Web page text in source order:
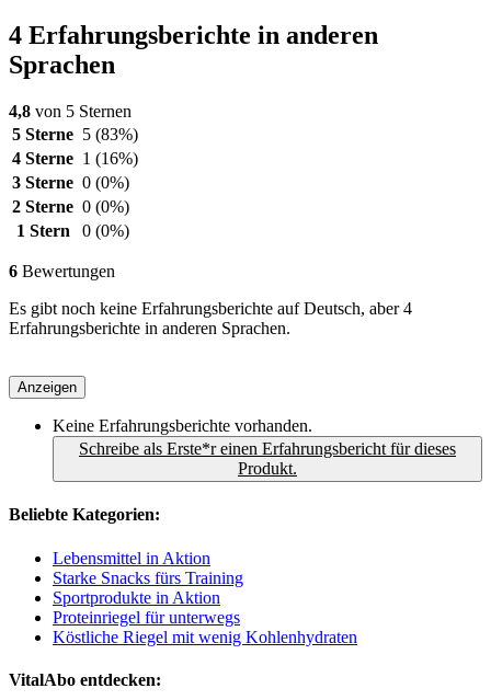
4 Erfahrungsberichte in anderen
Sprachen
4,8 von 5 Sternen
5 Sterne 5 (83%)
4 Sterne 1 (16%)
3 Sterne 0 (0%)
2 Sterne 0 (0%)
1 Stern
0 (0%)
6 Bewertungen
Es gibt noch keine Erfahrungsberichte auf Deutsch, aber 4
Erfahrungsberichte in anderen Sprachen.
Anzeigen
Keine Erfahrungsberichte vorhanden.
Schreibe als Erste*r einen Erfahrungsbericht für dieses
Produkt.
Beliebte Kategorien:
Lebensmittel in Aktion
Starke Snacks fürs Training
Sportprodukte in Aktion
Proteinriegel für unterwegs
Köstliche Riegel mit wenig Kohlenhydraten
VitalAbo entdecken: